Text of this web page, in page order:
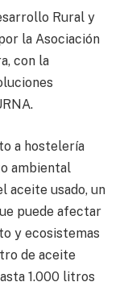
Rural y
la Asociación
con la
a hostelería
ambiental
aceite usado, un
puede afectar
y ecosistemas
de aceite
1.000 litros